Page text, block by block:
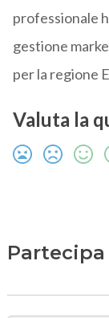
professionale
gestione
per la regione
Valuta la